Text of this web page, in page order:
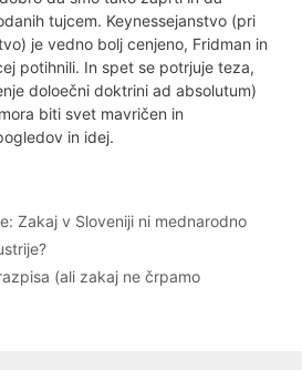
tujcem. Keynessejanstvo (pri
je vedno bolj cenjeno, Fridman in
potihnili. In spet se potrjuje teza,
doloečni doktrini ad absolutum)
biti svet mavričen in
in idej.
Zakaj v Sloveniji ni mednarodno
(ali zakaj ne črpamo